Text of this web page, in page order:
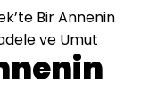
Bir Annenin
ve Umut